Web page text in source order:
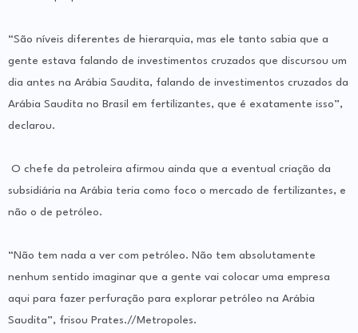
“São níveis diferentes de hierarquia, mas ele tanto sabia que a
gente estava falando de investimentos cruzados que discursou um
dia antes na Arábia Saudita, falando de investimentos cruzados da
Arábia Saudita no Brasil em fertilizantes, que é exatamente isso”,
declarou.
O chefe da petroleira afirmou ainda que a eventual criação da
subsidiária na Arábia teria como foco o mercado de fertilizantes, e
não o de petróleo.
“Não tem nada a ver com petróleo. Não tem absolutamente
nenhum sentido imaginar que a gente vai colocar uma empresa
aqui para fazer perfuração para explorar petróleo na Arábia
Saudita”, frisou Prates.//Metropoles.